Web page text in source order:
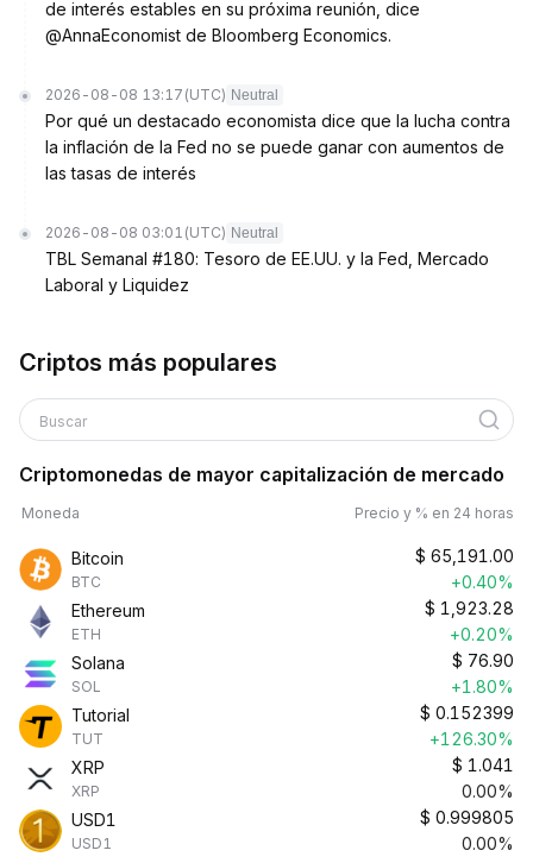
de interés estables en su próxima reunión, dice
@AnnaEconomist de Bloomberg Economics.
2026-08-08 13:17 (UTC) Neutral
Por qué un destacado economista dice que la lucha contra
la inflación de la Fed no se puede ganar con aumentos de
las tasas de interés
2026-08-08 03:01 (UTC) Neutral
TBL Semanal #180: Tesoro de EE.UU. y la Fed, Mercado
Laboral y Liquidez
Criptos más populares
Buscar
Criptomonedas de mayor capitalización de mercado
Moneda Precio y % en 24 horas
Bitcoin
BTC
$ 65,191.00
+0.40%
Ethereum
ETH
$ 1,923.28
+0.20%
Solana
SOL
$ 76.90
+1.80%
Tutorial
TUT
$ 0.152399
+126.30%
XRP
XRP
$ 1.041
0.00%
USD1
USD1
$ 0.999805
0.00%